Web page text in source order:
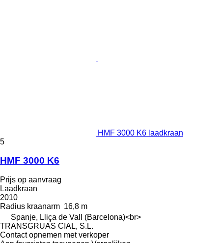
HMF 3000 K6 laadkraan
5
HMF 3000 K6
Prijs op aanvraag
Laadkraan
2010
Radius kraanarm 16,8 m
Spanje, Lliça de Vall (Barcelona)<br>
TRANSGRUAS CIAL, S.L.
Contact opnemen met verkoper